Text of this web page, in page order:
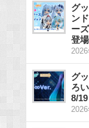
グ
ン
ー
登
グ
ろ
8/